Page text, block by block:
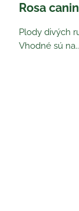
Rosa
Plody divých
Vhodné sú